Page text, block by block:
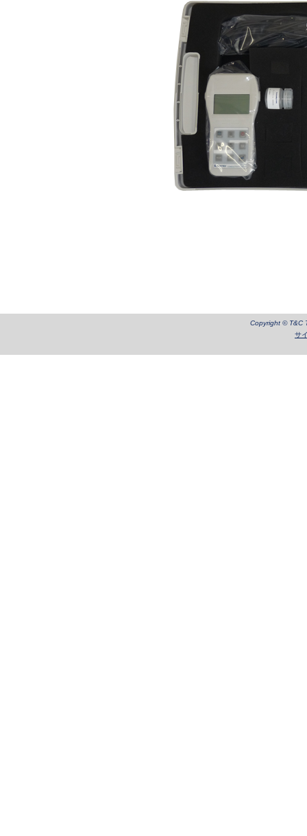
Copyright © T&C
サ